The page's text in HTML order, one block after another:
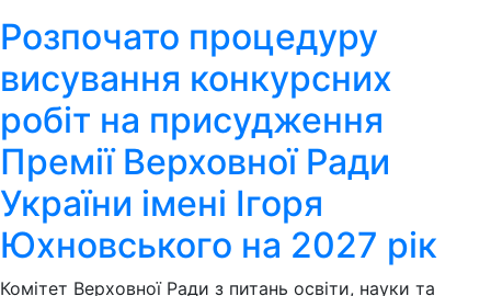
Розпочато процедуру
висування конкурсних
робіт на присудження
Премії Верховної Ради
України імені Ігоря
Юхновського на 2027 рік
Комітет Верховної Ради з питань освіти, науки та